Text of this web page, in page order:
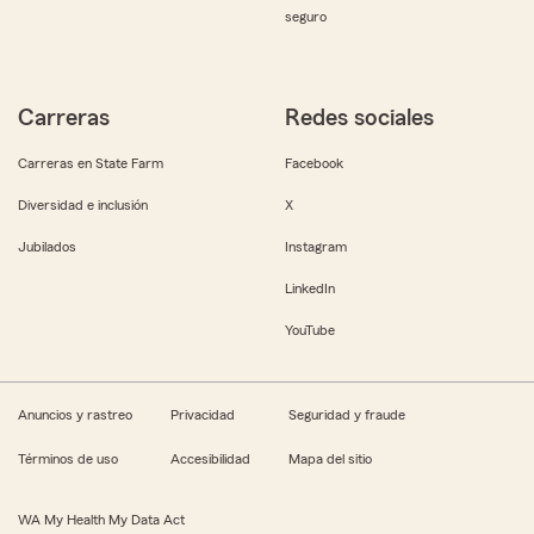
seguro
Carreras
Carreras en State Farm
Diversidad e inclusión
Jubilados
Redes sociales
Facebook
X
Instagram
LinkedIn
YouTube
Anuncios y rastreo Privacidad Seguridad y fraude
Términos de uso Accesibilidad Mapa del sitio
WA My Health My Data Act